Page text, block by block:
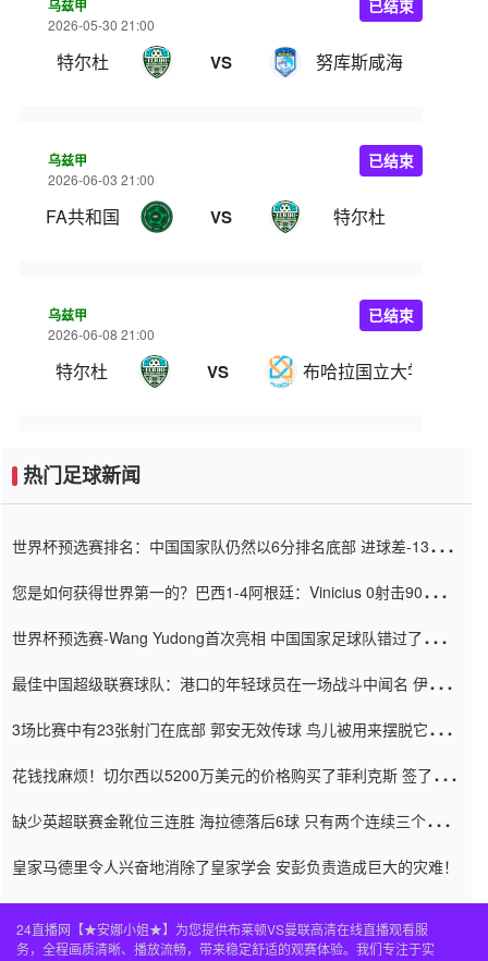
乌兹甲
2026-05-30 21:00
特尔杜 VS 努库斯咸海
已结束
乌兹甲
2026-06-03 21:00
FA共和国 VS 特尔杜
已结束
乌兹甲
2026-06-08 21:00
特尔杜 VS 布哈拉国立大学
已结束
热门足球新闻
世界杯预选赛排名：中国国家队仍然以6分排名底部 进球差-13令人
您是如何获得世界第一的？巴西1-4阿根廷：Vinicius 0射击90分钟
世界杯预选赛-Wang Yudong首次亮相 中国国家足球队错过了世界
最佳中国超级联赛球队：港口的年轻球员在一场战斗中闻名 伊万放
3场比赛中有23张射门在底部 郭安无效传球 鸟儿被用来摆脱它
花钱找麻烦！切尔西以5200万美元的价格购买了菲利克斯 签了7年
缺少英超联赛金靴位三连胜 海拉德落后6球 只有两个连续三个连续
皇家马德里令人兴奋地消除了皇家学会 安彭负责造成巨大的灾难！
24直播网【★安娜小姐★】为您提供布莱顿VS曼联高清在线直播观看服
务，全程画质清晰、播放流畅，带来稳定舒适的观赛体验。我们专注于实